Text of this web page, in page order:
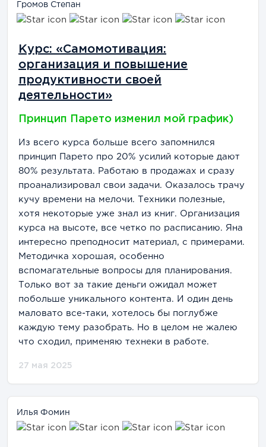
Громов Степан
Курс: «Самомотивация:
организация и повышение
продуктивности своей
деятельности»
Принцип Парето изменил мой график)
Из всего курса больше всего запомнился
принцип Парето про 20% усилий которые дают
80% результата. Работаю в продажах и сразу
проанализировал свои задачи. Оказалось трачу
кучу времени на мелочи. Техники полезные,
хотя некоторые уже знал из книг. Организация
курса на высоте, все четко по расписанию. Яна
интересно преподносит материал, с примерами.
Методичка хорошая, особенно
вспомагательные вопросы для планирования.
Только вот за такие деньги ожидал может
побольше уникального контента. И один день
маловато все-таки, хотелось бы поглубже
каждую тему разобрать. Но в целом не жалею
что сходил, применяю технеки в работе.
27 мая 2025
Илья Фомин